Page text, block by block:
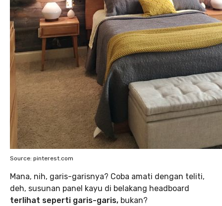
Source: pinterest.com
Mana, nih, garis-garisnya? Coba amati dengan teliti,
deh, susunan panel kayu di belakang headboard
terlihat seperti garis-garis, bukan?